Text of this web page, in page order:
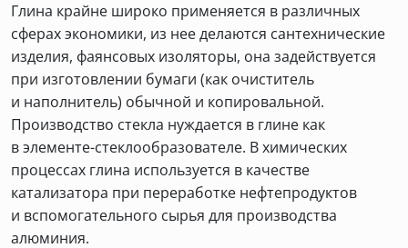
Глина крайне широко применяется в различных
сферах экономики, из нее делаются сантехнические
изделия, фаянсовых изоляторы, она задействуется
при изготовлении бумаги (как очиститель
и наполнитель) обычной и копировальной.
Производство стекла нуждается в глине как
в элементе-стеклообразователе. В химических
процессах глина используется в качестве
катализатора при переработке нефтепродуктов
и вспомогательного сырья для производства
алюминия.